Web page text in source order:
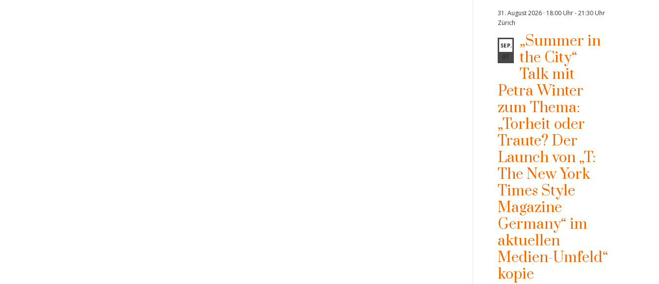
31. August 2026 · 18:00 Uhr-21:30 Uhr
Zürich
SEP.
07
„Summer in
the City“
Talk mit
Petra Winter
zum Thema:
„Torheit oder
Traute? Der
Launch von „T:
The New York
Times Style
Magazine
Germany“ im
aktuellen
Medien-Umfeld“
kopie